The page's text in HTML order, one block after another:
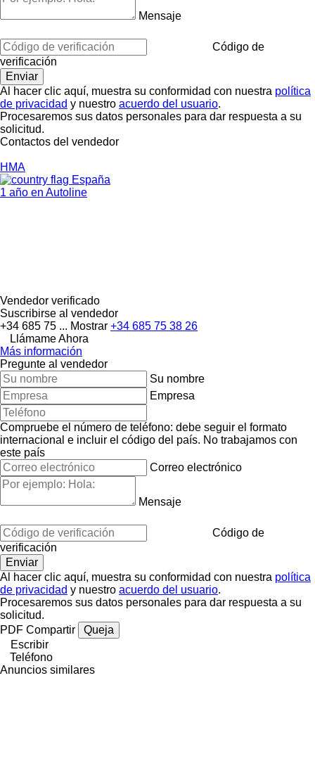
Mensaje
Código de
verificación
Al hacer clic aquí, muestra su conformidad con nuestra política
de privacidad y nuestro acuerdo del usuario.
Procesaremos sus datos personales para dar respuesta a su
solicitud.
Contactos del vendedor
HMA
España
1 año en Autoline
Vendedor verificado
Suscribirse al vendedor
+34 685 75 ... Mostrar +34 685 75 38 26
Llámame Ahora
Más información
Pregunte al vendedor
Su nombre
Empresa
Compruebe el número de teléfono: debe seguir el formato
internacional e incluir el código del país. No trabajamos con
este país
Correo electrónico
Mensaje
Código de
verificación
Al hacer clic aquí, muestra su conformidad con nuestra política
de privacidad y nuestro acuerdo del usuario.
Procesaremos sus datos personales para dar respuesta a su
solicitud.
PDF Compartir
Queja
Escribir
Teléfono
Anuncios similares